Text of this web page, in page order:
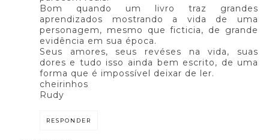
Bom quando um livro traz grandes
aprendizados mostrando a vida de uma
personagem, mesmo que ficticia, de grande
evidência em sua época.
Seus amores, seus revéses na vida, suas
dores e tudo isso ainda bem escrito, de uma
forma que é impossível deixar de ler.
cheirinhos
Rudy
RESPONDER